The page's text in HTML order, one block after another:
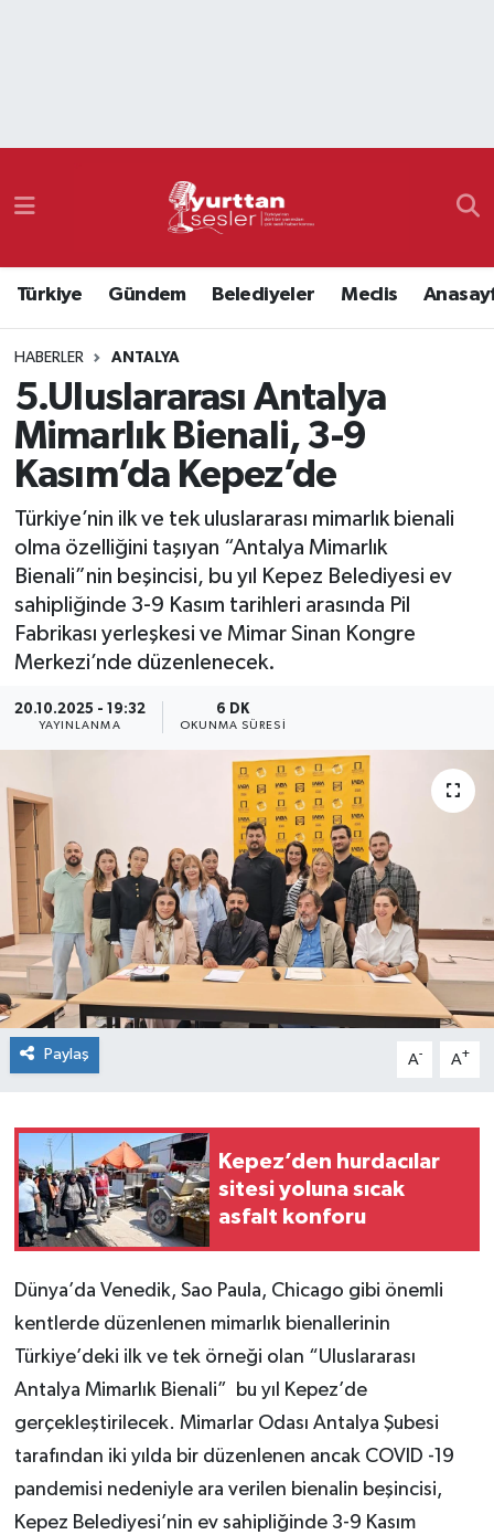
Türkiye Gündem Belediyeler Meclis
HABERLER ANTALYA
5.Uluslararası Antalya
Mimarlık Bienali, 3-9
Kasım’da Kepez’de
Türkiye’nin ilk ve tek uluslararası mimarlık bienali
olma özelliğini taşıyan “Antalya Mimarlık
Bienali”nin beşincisi, bu yıl Kepez Belediyesi ev
sahipliğinde 3-9 Kasım tarihleri arasında Pil
Fabrikası yerleşkesi ve Mimar Sinan Kongre
Merkezi’nde düzenlenecek.
20.10.2025 - 19:32
YAYINLANMA
6 DK
OKUNMA SÜRESI
Paylaş A- A+
Kepez’den hurdacılar
sitesi yoluna sıcak
asfalt konforu
Dünya’da Venedik, Sao Paula, Chicago gibi önemli
kentlerde düzenlenen mimarlık bienallerinin
Türkiye’deki ilk ve tek örneği olan “Uluslararası
Antalya Mimarlık Bienali” bu yıl Kepez’de
gerçekleştirilecek. Mimarlar Odası Antalya Şubesi
tarafından iki yılda bir düzenlenen ancak COVID -19
pandemisi nedeniyle ara verilen bienalin beşincisi,
Kepez Belediyesi’nin ev sahipliğinde 3-9 Kasım
Namaz Vakitleri
Süper Lig Puan Durumu ve Fikstür
Tüm Manşetler
Son Dakika Haberleri
Haber Arşivi